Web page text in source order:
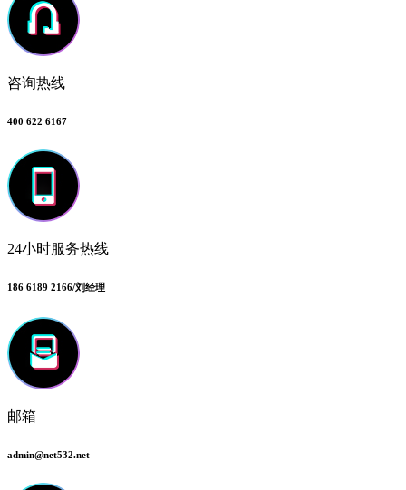
咨询热线
400 622 6167
24小时服务热线
186 6189 2166/刘经理
邮箱
admin@net532.net